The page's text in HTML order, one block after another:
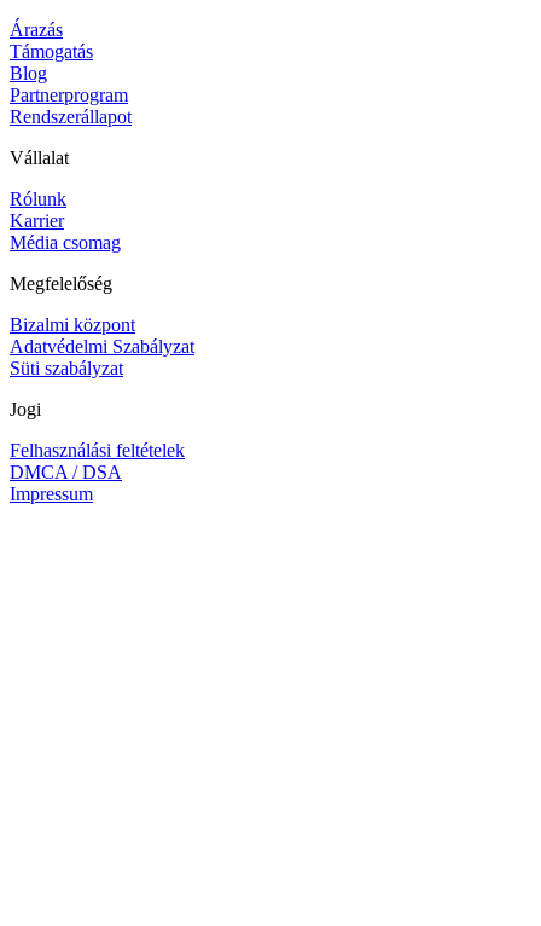
Árazás
Támogatás
Blog
Partnerprogram
Rendszerállapot
Vállalat
Rólunk
Karrier
Média csomag
Megfelelőség
Bizalmi központ
Adatvédelmi Szabályzat
Süti szabályzat
Jogi
Felhasználási feltételek
DMCA / DSA
Impressum